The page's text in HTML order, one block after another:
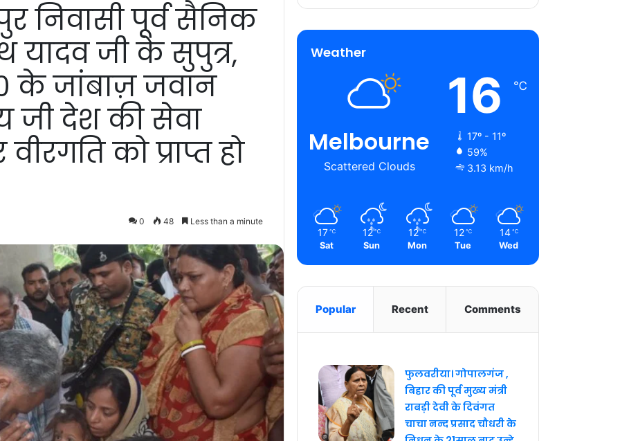
निवासी पूर्व सैनिक
यादव जी के सुपुत्र,
के जांबाज़ जवान
जी देश की सेवा
को प्राप्त हो
0 48 Less than a minute
Weather
Melbourne
Scattered Clouds
16 ℃
17º - 11º
59%
3.13 km/h
17 ℃
Sat
12 ℃
Sun
12 ℃
Mon
12 ℃
Tue
14 ℃
Wed
Popular Recent Comments
फुलवरीया। गोपालगंज ,
बिहार की पूर्व मुख्य मंत्री
राबड़ी देवी के दिवंगत
चाचा नन्द प्रसाद चौधरी के